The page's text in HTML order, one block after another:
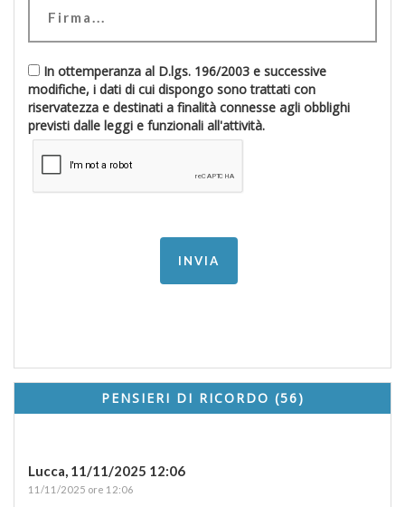
In ottemperanza al D.lgs. 196/2003 e successive
modifiche, i dati di cui dispongo sono trattati con
riservatezza e destinati a finalità connesse agli obblighi
previsti dalle leggi e funzionali all'attività.
PENSIERI DI RICORDO (56)
Lucca, 11/11/2025 12:06
11/11/2025 ore 12:06